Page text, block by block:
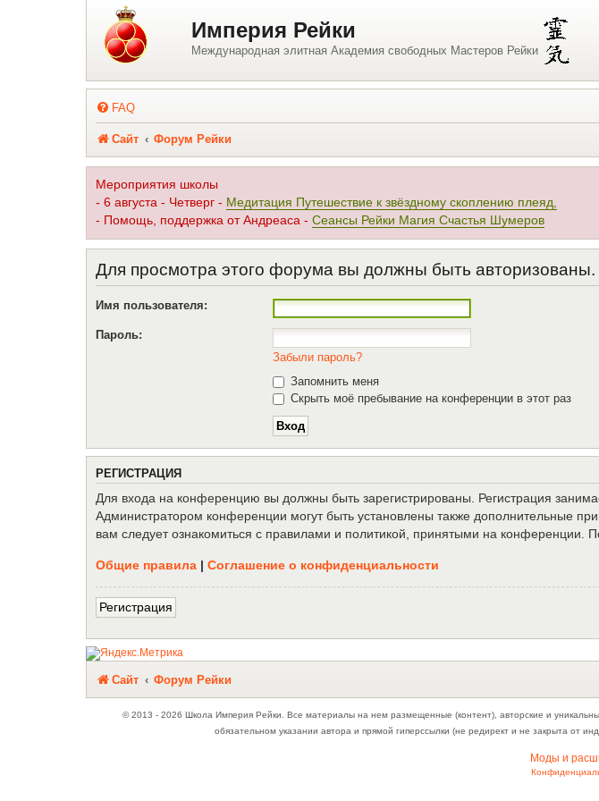
Регистрация Империя Рейки
Международная элитная Академия свободных Мастеров Рейки
FAQ
Сайт Форум Рейки
Мероприятия школы
- 6 августа - Четверг - Медитация Путешествие к звёздному скоплению плеяд,
- Помощь, поддержка от Андреаса - Сеансы Рейки Магия Счастья Шумеров
Для просмотра этого форума вы должны быть авторизованы.
Имя пользователя:
Пароль:
Забыли пароль?
Запомнить меня
Скрыть моё пребывание на конференции в этот раз
РЕГИСТРАЦИЯ
Для входа на конференцию вы должны быть зарегистрированы. Регистрация
Администратором конференции могут быть установлены также дополнительные
вам следует ознакомиться с правилами и политикой, принятыми на конференции.
Общие правила | Соглашение о конфиденциальности
Регистрация
Сайт Форум Рейки
Связаться с
© 2013 - 2026 Школа Империя Рейки. Все материалы на нем размещенные (контент), авторские и
обязательном указании автора и прямой гиперссылки (не редирект и не закрыта от
Моды и